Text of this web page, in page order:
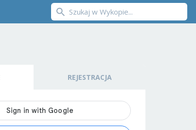
REJESTRACJA